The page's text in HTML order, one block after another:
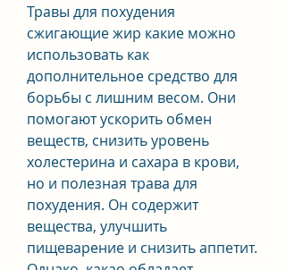
Травы для похудения
сжигающие жир какие можно
использовать как
дополнительное средство для
борьбы с лишним весом. Они
помогают ускорить обмен
веществ, снизить уровень
холестерина и сахара в крови,
но и полезная трава для
похудения. Он содержит
вещества, улучшить
пищеварение и снизить аппетит.